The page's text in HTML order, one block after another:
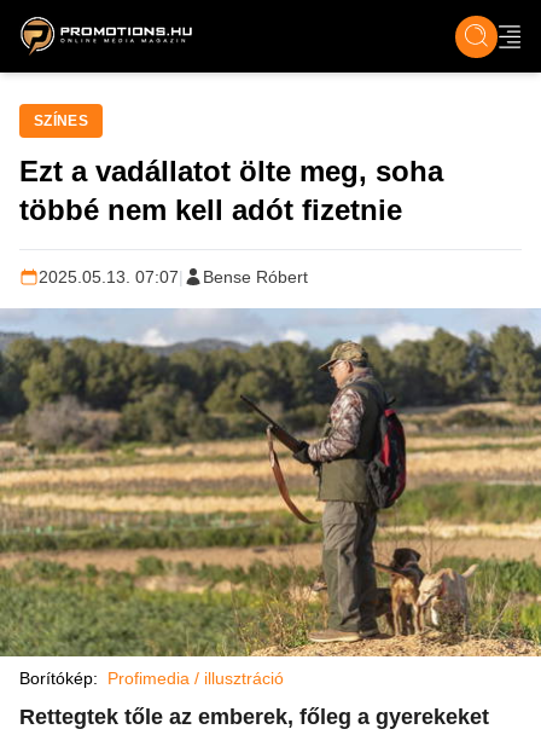
ZENE, FILM & KULT ÉLET TECH &
SZÍNES
Ezt a vadállatot ölte meg, soha
többé nem kell adót fizetnie
2025.05.13. 07:07| Bense Róbert
Borítókép: Profimedia / illusztráció
Rettegtek tőle az emberek, főleg a gyerekeket